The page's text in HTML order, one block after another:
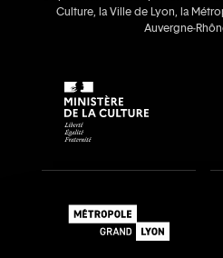
Culture, la Ville de Lyon, la